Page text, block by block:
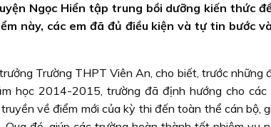
Ngọc Hiển tập trung bồi dưỡng kiến thức
này, các em đã đủ điều kiện và tự tin bước
Trường THPT Viên An, cho biết, trước những
học 2014-2015, trường đã định hướng cho các
về điểm mới của kỳ thi đến toàn thể cán bộ,